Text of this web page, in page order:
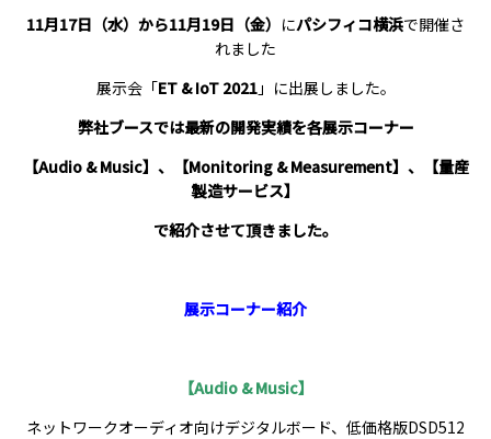
11月17日（水）から11月19日（金） にパシフィコ横浜で開催さ
れました
展示会「ET & IoT 2021」に出展しました。
弊社ブースでは最新の開発実績を各展示コーナー
【Audio & Music】、【Monitoring & Measurement】、【量産
製造サービス】
で紹介させて頂きました。
展示コーナー紹介
【Audio & Music】
ネットワークオーディオ向けデジタルボード、低価格版DSD512